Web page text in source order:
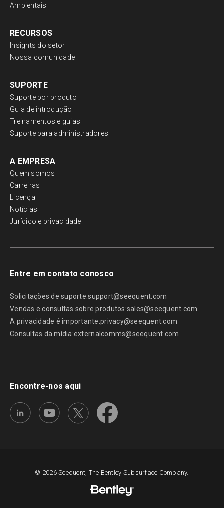
Ambientais
RECURSOS
Insights do setor
Nossa comunidade
SUPORTE
Suporte por produto
Guia de introdução
Treinamentos e guias
Suporte para administradores
A EMPRESA
Quem somos
Carreiras
Licença
Notícias
Jurídico e privacidade
Entre em contato conosco
Solicitações de suporte:support@seequent.com
Vendas e consultas sobre produtos:sales@seequent.com
A privacidade é importante:privacy@seequent.com
Consultas da mídia:externalcomms@seequent.com
Encontre-nos aqui
© 2026 Seequent, The Bentley Subsurface Company.